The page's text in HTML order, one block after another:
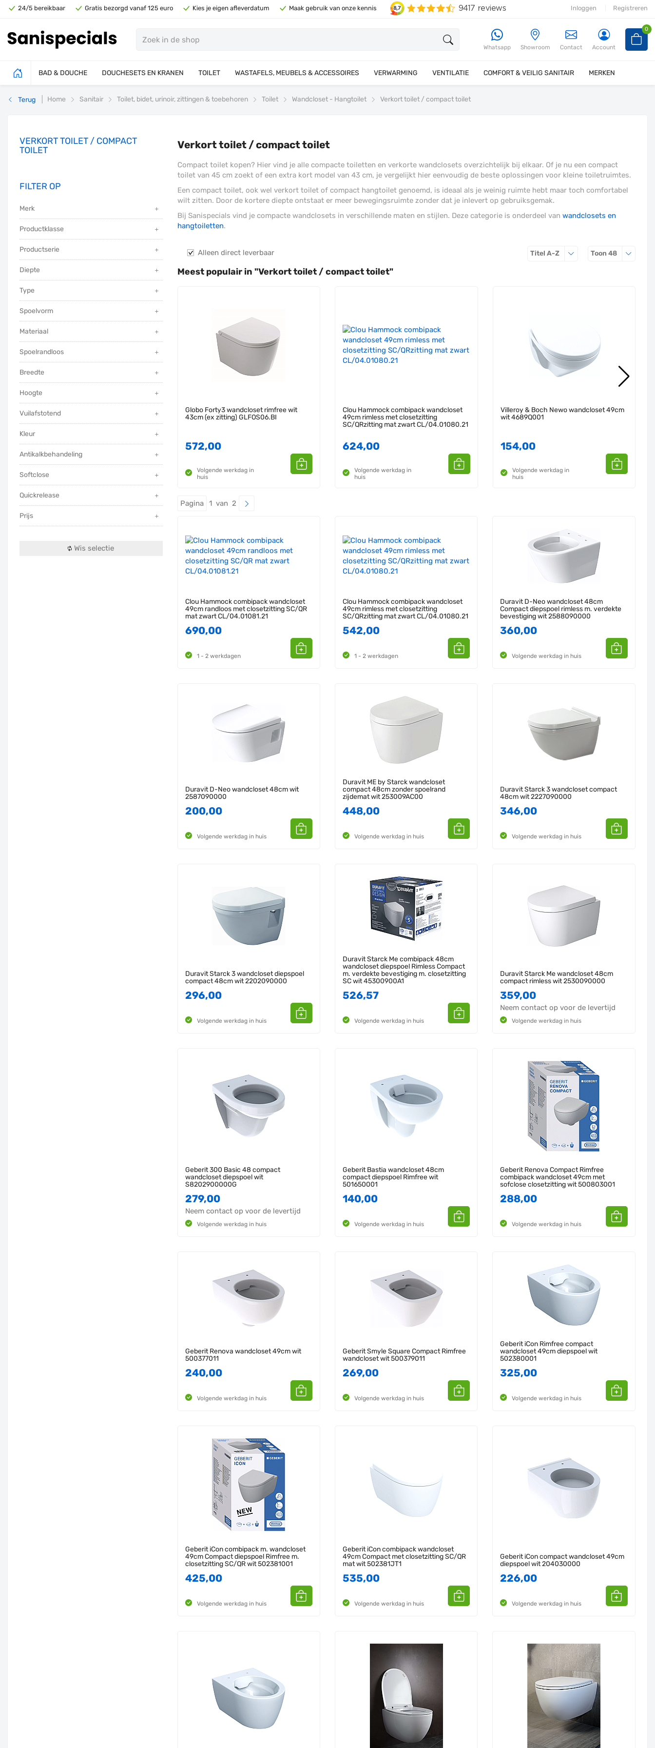
24/5 bereikbaar Gratis bezorgd vanaf 125 euro Kies je eigen afleverdatum Maak gebruik van onze kennis Inloggen Registreren
Whatsapp Showroom Contact Account
0
BAD & DOUCHE DOUCHESETS EN KRANEN TOILET WASTAFELS, MEUBELS & ACCESSOIRES VERWARMING VENTILATIE COMFORT & VEILIG SANITAIR MERKEN
Terug Home Sanitair Toilet, bidet, urinoir, zittingen & toebehoren Toilet Wandcloset - Hangtoilet Verkort toilet / compact toilet
VERKORT TOILET / COMPACT
TOILET
FILTER OP
Merk
Productklasse
Productserie
Diepte
Type
Spoelvorm
Materiaal
Spoelrandloos
Breedte
Hoogte
Vuilafstotend
Kleur
Antikalkbehandeling
Softclose
Quickrelease
Prijs
Wis selectie
Verkort toilet / compact toilet
Compact toilet kopen? Hier vind je alle compacte toiletten en verkorte wandclosets overzichtelijk bij elkaar. Of je nu een compact
toilet van 45 cm zoekt of een extra kort model van 43 cm, je vergelijkt hier eenvoudig de beste oplossingen voor kleine toiletruimtes.
Een compact toilet, ook wel verkort toilet of compact hangtoilet genoemd, is ideaal als je weinig ruimte hebt maar toch comfortabel
wilt zitten. Door de kortere diepte ontstaat er meer bewegingsruimte zonder dat je inlevert op gebruiksgemak.
Bij Sanispecials vind je compacte wandclosets in verschillende maten en stijlen. Deze categorie is onderdeel van wandclosets en
hangtoiletten.
Alleen direct leverbaar Toon 48Producten
Titel A-ZSorteren op
Meest populair in "Verkort toilet / compact toilet"
Globo Forty3 wandcloset rimfree wit
43cm (ex zitting) GLFOS06.BI
572,00
Volgende werkdag in
huis
Clou Hammock combipack wandcloset
49cm rimless met closetzitting
SC/QRzitting mat zwart CL/04.01080.21
624,00
Volgende werkdag in
huis
Villeroy & Boch Newo wandcloset 49cm
wit 4689Q001
154,00
Volgende werkdag in
huis
Pagina 1 van 2
Clou Hammock combipack wandcloset
49cm randloos met closetzitting SC/QR
mat zwart CL/04.01081.21
690,00
1 - 2 werkdagen
Clou Hammock combipack wandcloset
49cm rimless met closetzitting
SC/QRzitting mat zwart CL/04.01080.21
542,00
1 - 2 werkdagen
Duravit D-Neo wandcloset 48cm
Compact diepspoel rimless m. verdekte
bevestiging wit 2588090000
360,00
Volgende werkdag in huis
Duravit D-Neo wandcloset 48cm wit
2587090000
200,00
Volgende werkdag in huis
Duravit ME by Starck wandcloset
compact 48cm zonder spoelrand
zijdemat wit 253009AC00
448,00
Volgende werkdag in huis
Duravit Starck 3 wandcloset compact
48cm wit 2227090000
346,00
Volgende werkdag in huis
Duravit Starck 3 wandcloset diepspoel
compact 48cm wit 2202090000
296,00
Volgende werkdag in huis
Duravit Starck Me combipack 48cm
wandcloset diepspoel Rimless Compact
m. verdekte bevestiging m. closetzitting
SC wit 45300900A1
526,57
Volgende werkdag in huis
Duravit Starck Me wandcloset 48cm
compact rimless wit 2530090000
359,00
Neem contact op voor de levertijd
Volgende werkdag in huis
Geberit 300 Basic 48 compact
wandcloset diepspoel wit
S8202900000G
279,00
Neem contact op voor de levertijd
Volgende werkdag in huis
Geberit Bastia wandcloset 48cm
compact diepspoel Rimfree wit
501650001
140,00
Volgende werkdag in huis
Geberit Renova Compact Rimfree
combipack wandcloset 49cm met
sofclose closetzitting wit 500803001
288,00
Volgende werkdag in huis
Geberit Renova wandcloset 49cm wit
500377011
240,00
Volgende werkdag in huis
Geberit Smyle Square Compact Rimfree
wandcloset wit 500379011
269,00
Volgende werkdag in huis
Geberit iCon Rimfree compact
wandcloset 49cm diepspoel wit
502380001
325,00
Volgende werkdag in huis
Geberit iCon combipack m. wandcloset
49cm Compact diepspoel Rimfree m.
closetzitting SC/QR wit 502381001
425,00
Volgende werkdag in huis
Geberit iCon combipack wandcloset
49cm Compact met closetzitting SC/QR
mat wit 502381JT1
535,00
Volgende werkdag in huis
Geberit iCon compact wandcloset 49cm
diepspoel wit 204030000
226,00
Volgende werkdag in huis